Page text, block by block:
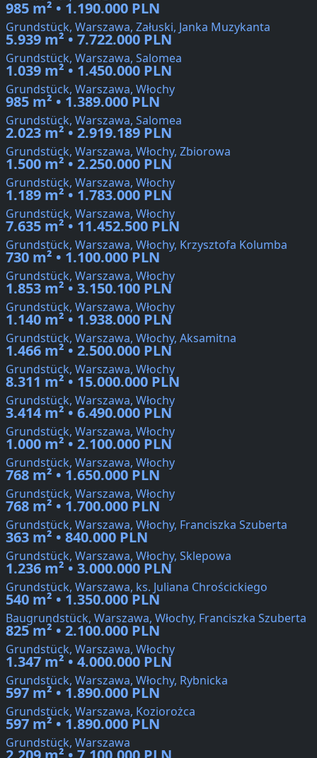
985 m² • 1.190.000 PLN
Grundstück, Warszawa, Załuski, Janka Muzykanta
5.939 m² • 7.722.000 PLN
Grundstück, Warszawa, Salomea
1.039 m² • 1.450.000 PLN
Grundstück, Warszawa, Włochy
985 m² • 1.389.000 PLN
Grundstück, Warszawa, Salomea
2.023 m² • 2.919.189 PLN
Grundstück, Warszawa, Włochy, Zbiorowa
1.500 m² • 2.250.000 PLN
Grundstück, Warszawa, Włochy
1.189 m² • 1.783.000 PLN
Grundstück, Warszawa, Włochy
7.635 m² • 11.452.500 PLN
Grundstück, Warszawa, Włochy, Krzysztofa Kolumba
730 m² • 1.100.000 PLN
Grundstück, Warszawa, Włochy
1.853 m² • 3.150.100 PLN
Grundstück, Warszawa, Włochy
1.140 m² • 1.938.000 PLN
Grundstück, Warszawa, Włochy, Aksamitna
1.466 m² • 2.500.000 PLN
Grundstück, Warszawa, Włochy
8.311 m² • 15.000.000 PLN
Grundstück, Warszawa, Włochy
3.414 m² • 6.490.000 PLN
Grundstück, Warszawa, Włochy
1.000 m² • 2.100.000 PLN
Grundstück, Warszawa, Włochy
768 m² • 1.650.000 PLN
Grundstück, Warszawa, Włochy
768 m² • 1.700.000 PLN
Grundstück, Warszawa, Włochy, Franciszka Szuberta
363 m² • 840.000 PLN
Grundstück, Warszawa, Włochy, Sklepowa
1.236 m² • 3.000.000 PLN
Grundstück, Warszawa, ks. Juliana Chrościckiego
540 m² • 1.350.000 PLN
Baugrundstück, Warszawa, Włochy, Franciszka Szuberta
825 m² • 2.100.000 PLN
Grundstück, Warszawa, Włochy
1.347 m² • 4.000.000 PLN
Grundstück, Warszawa, Włochy, Rybnicka
597 m² • 1.890.000 PLN
Grundstück, Warszawa, Koziorożca
597 m² • 1.890.000 PLN
Grundstück, Warszawa